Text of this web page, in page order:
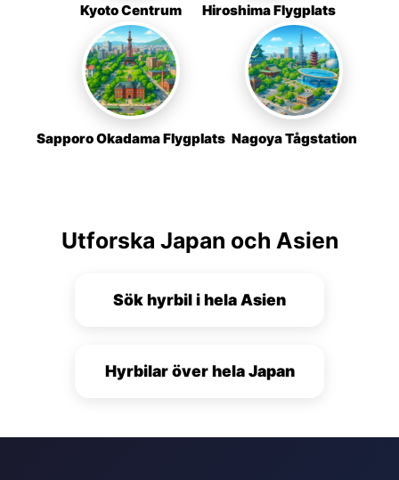
Kyoto Centrum Hiroshima Flygplats
Sapporo Okadama Flygplats Nagoya Tågstation
Utforska Japan och Asien
Sök hyrbil i hela Asien
Hyrbilar över hela Japan